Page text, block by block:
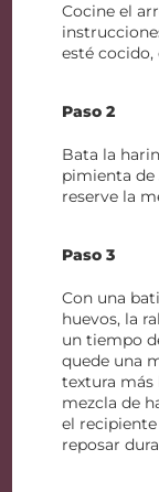
Cocine el
esté
Paso 2
Bata la
pimienta de
reserve la
Paso 3
Con una
huevos, la
un tiempo
quede una
textura más
mezcla de
el
reposar